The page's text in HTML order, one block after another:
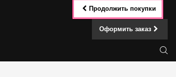
Продолжить покупки
Оформить заказ